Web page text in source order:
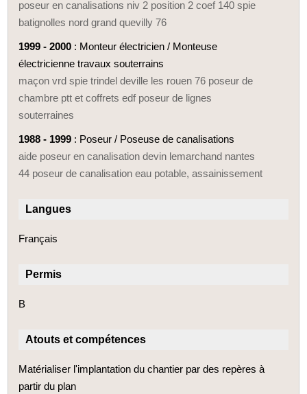
poseur en canalisations niv 2 position 2 coef 140 spie
batignolles nord grand quevilly 76
1999 - 2000 : Monteur électricien / Monteuse
électricienne travaux souterrains
maçon vrd spie trindel deville les rouen 76 poseur de
chambre ptt et coffrets edf poseur de lignes
souterraines
1988 - 1999 : Poseur / Poseuse de canalisations
aide poseur en canalisation devin lemarchand nantes
44 poseur de canalisation eau potable, assainissement
Langues
Français
Permis
B
Atouts et compétences
Matérialiser l'implantation du chantier par des repères à
partir du plan